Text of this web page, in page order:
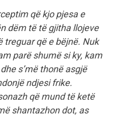
që kjo pjesa e
dëm të të gjitha llojeve
treguar që e bëjnë. Nuk
parë shumë si ky, kam
s’më thonë asgjë
ndjesi frike.
që mund të ketë
shantazhon dot, as